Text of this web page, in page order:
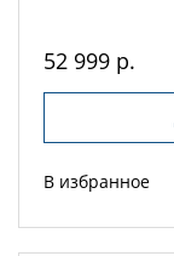
52 999 р.
В избранное